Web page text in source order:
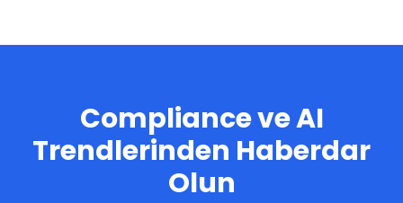
Compliance ve AI
Trendlerinden Haberdar
Olun